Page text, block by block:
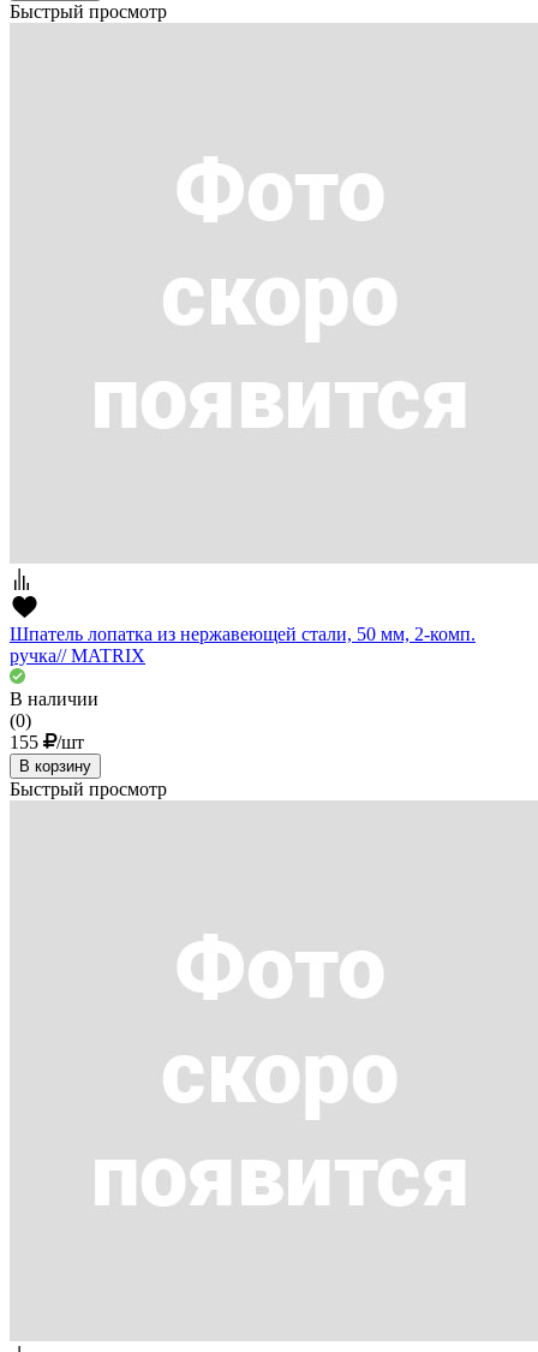
Быстрый просмотр
Шпатель лопатка из нержавеющей стали, 50 мм, 2-комп.
ручка// MATRIX
В наличии
(0)
155
/шт
В корзину
Быстрый просмотр